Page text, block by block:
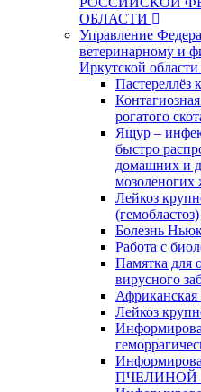
ОБЛАСТИ
Управление
ветеринарному и
Иркутской
Пастереллёз
рогатого
Ящур –
быстро
домашних и
Лейкоз
(гемобластоз)
Болезнь
Работа с
Памятка для
вирусного
Лейкоз
ПЧЕЛИНОЙ